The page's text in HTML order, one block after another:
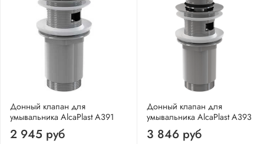
Донный клапан для
умывальника AlcaPlast A391
2 945 руб
Донный клапан для
умывальника AlcaPlast A393
3 846 руб